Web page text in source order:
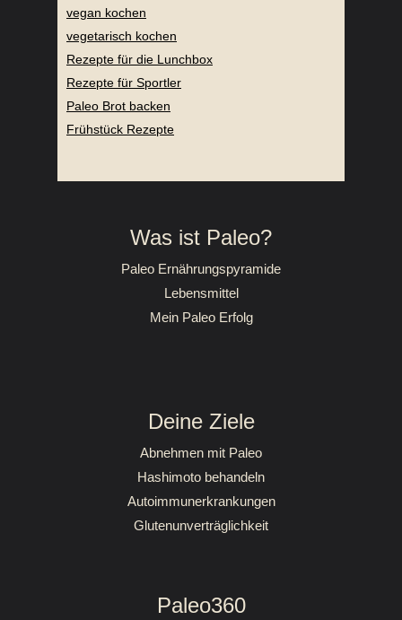
vegan kochen
vegetarisch kochen
Rezepte für die Lunchbox
Rezepte für Sportler
Paleo Brot backen
Frühstück Rezepte
Was ist Paleo?
Paleo Ernährungspyramide
Lebensmittel
Mein Paleo Erfolg
Deine Ziele
Abnehmen mit Paleo
Hashimoto behandeln
Autoimmunerkrankungen
Glutenunverträglichkeit
Paleo360